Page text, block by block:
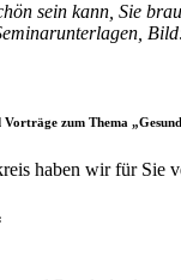
sein kann, Sie
Vorträge zum Thema
haben wir für Sie